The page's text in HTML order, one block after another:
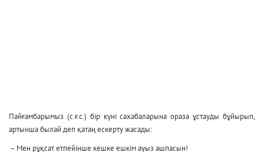
Пайғамбарымыз (с.ғ.с.) бір күні сахабаларына ораза ұстауды бұйырып,
артынша былай деп қатаң ескерту жасады:
– Мен рұқсат етпейінше кешке ешкім ауыз ашпасын!